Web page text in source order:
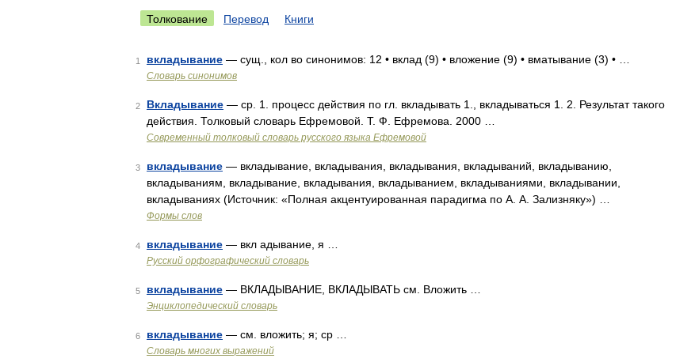
Толкование Перевод Книги
1 вкладывание — сущ., кол во синонимов: 12 • вклад (9) • вложение (9) • вматывание (3) • …
Словарь синонимов
2 Вкладывание — ср. 1. процесс действия по гл. вкладывать 1., вкладываться 1. 2. Результат такого
действия. Толковый словарь Ефремовой. Т. Ф. Ефремова. 2000 …
Современный толковый словарь русского языка Ефремовой
3 вкладывание — вкладывание, вкладывания, вкладывания, вкладываний, вкладыванию,
вкладываниям, вкладывание, вкладывания, вкладыванием, вкладываниями, вкладывании,
вкладываниях (Источник: «Полная акцентуированная парадигма по А. А. Зализняку») …
Формы слов
4 вкладывание — вкл адывание, я …
Русский орфографический словарь
5 вкладывание — ВКЛАДЫВАНИЕ, ВКЛАДЫВАТЬ см. Вложить …
Энциклопедический словарь
6 вкладывание — см. вложить; я; ср …
Словарь многих выражений